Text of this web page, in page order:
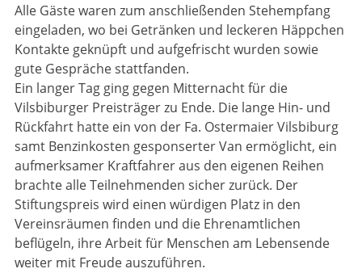
Alle Gäste waren zum anschließenden Stehempfang
eingeladen, wo bei Getränken und leckeren Häppchen
Kontakte geknüpft und aufgefrischt wurden sowie
gute Gespräche stattfanden.
Ein langer Tag ging gegen Mitternacht für die
Vilsbiburger Preisträger zu Ende. Die lange Hin- und
Rückfahrt hatte ein von der Fa. Ostermaier Vilsbiburg
samt Benzinkosten gesponserter Van ermöglicht, ein
aufmerksamer Kraftfahrer aus den eigenen Reihen
brachte alle Teilnehmenden sicher zurück. Der
Stiftungspreis wird einen würdigen Platz in den
Vereinsräumen finden und die Ehrenamtlichen
beflügeln, ihre Arbeit für Menschen am Lebensende
weiter mit Freude auszuführen.